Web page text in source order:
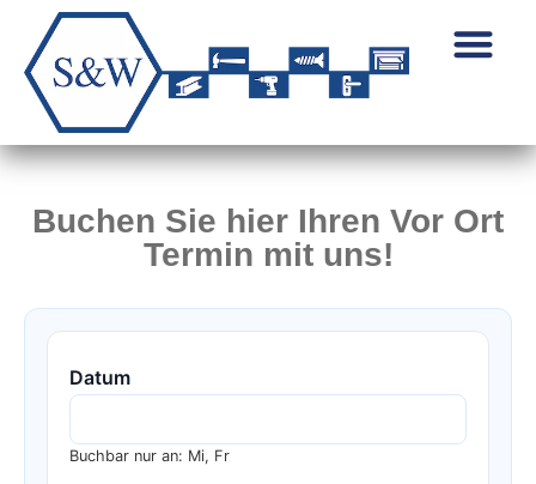
Buchen Sie hier Ihren Vor Ort
Termin mit uns!
Datum
Buchbar nur an: Mi, Fr